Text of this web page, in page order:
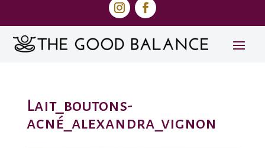
Lait_boutons-
acné_alexandra_vignon